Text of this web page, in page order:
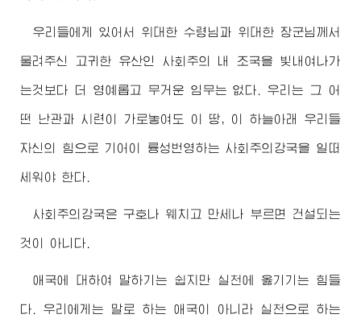
우리들에게 있어서 위대한 수령님 과 위대한 장군님 께서
물려주신 고귀한 유산인 사회주의 내 조국을 빛내여나가
는것보다 더 영예롭고 무거운 임무는 없다. 우리는 그 어
떤 난관과 시련이 가로놓여도 이 땅, 이 하늘아래 우리들
자신의 힘으로 기어이 륭성번영하는 사회주의강국을 일떠
세워야 한다.
사회주의강국은 구호나 웨치고 만세나 부르면 건설되는
것이 아니다.
애국에 대하여 말하기는 쉽지만 실천에 옳기기는 힘들
다. 우리에게는 말로 하는 애국이 아니라 실천으로 하는